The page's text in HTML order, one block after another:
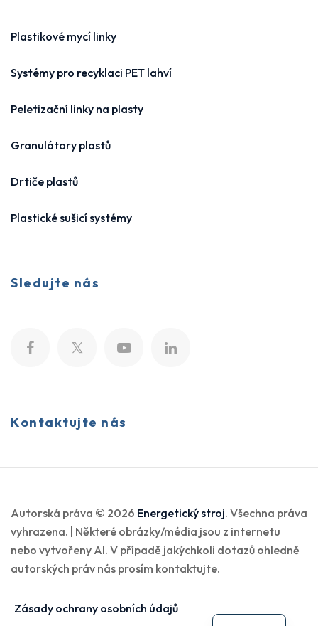
Plastikové mycí linky
Systémy pro recyklaci PET lahví
Peletizační linky na plasty
Granulátory plastů
Drtiče plastů
Plastické sušicí systémy
Sledujte nás
Kontaktujte nás
Autorská práva © 2026 Energetický stroj. Všechna práva
vyhrazena. | Některé obrázky/média jsou z internetu
nebo vytvořeny AI. V případě jakýchkoli dotazů ohledně
autorských práv nás prosím kontaktujte.
Zásady ochrany osobních údajů